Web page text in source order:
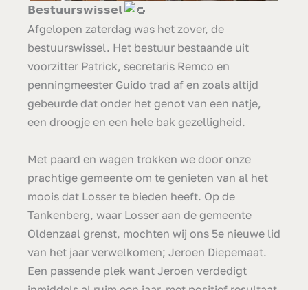
𝗕𝗲𝘀𝘁𝘂𝘂𝗿𝘀𝘄𝗶𝘀𝘀𝗲𝗹
Afgelopen zaterdag was het zover, de
bestuurswissel. Het bestuur bestaande uit
voorzitter Patrick, secretaris Remco en
penningmeester Guido trad af en zoals altijd
gebeurde dat onder het genot van een natje,
een droogje en een hele bak gezelligheid.
Met paard en wagen trokken we door onze
prachtige gemeente om te genieten van al het
moois dat Losser te bieden heeft. Op de
Tankenberg, waar Losser aan de gemeente
Oldenzaal grenst, mochten wij ons 5e nieuwe lid
van het jaar verwelkomen; Jeroen Diepemaat.
Een passende plek want Jeroen verdedigt